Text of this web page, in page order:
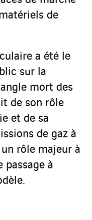
de
a été le
sur la
mort des
de son rôle
et de sa
de gaz à
rôle majeur à
passage à